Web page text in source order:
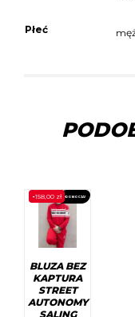
Płeć
PROMOCJA!
-158,00 zł
BLUZA BEZ
KAPTURA
STREET
AUTONOMY
SALING